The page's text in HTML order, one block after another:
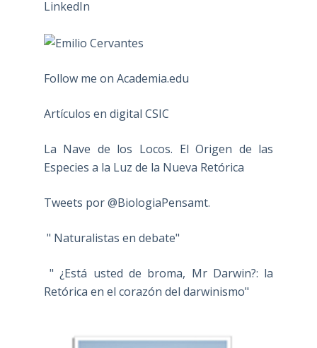
Follow me on Academia.edu
Artículos en digital CSIC
La Nave de los Locos. El Origen de las
Especies a la Luz de la Nueva Retórica
Tweets por @BiologiaPensamt.
" Naturalistas en debate"
" ¿Está usted de broma, Mr Darwin?: la
Retórica en el corazón del darwinismo"